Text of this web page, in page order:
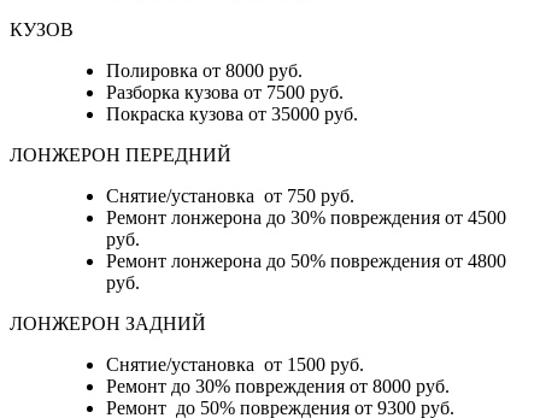
КУЗОВ
Полировка от 8000 руб.
Разборка кузова от 7500 руб.
Покраска кузова от 35000 руб.
ЛОНЖЕРОН ПЕРЕДНИЙ
Снятие/установка от 750 руб.
Ремонт лонжерона до 30% повреждения от 4500
руб.
Ремонт лонжерона до 50% повреждения от 4800
руб.
ЛОНЖЕРОН ЗАДНИЙ
Снятие/установка от 1500 руб.
Ремонт до 30% повреждения от 8000 руб.
Ремонт до 50% повреждения от 9300 руб.